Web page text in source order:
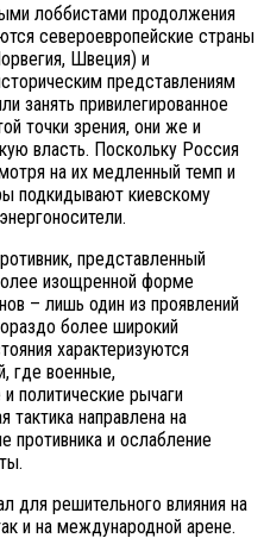
лоббистами продолжения
североевропейские страны
Швеция) и
представлениям
занять привилегированное
точки зрения, они же и
власть. Поскольку Россия
на их медленный темп и
подкидывают киевскому
представленный
изощренной форме
– лишь один из проявлений
более широкий
характеризуются
где военные,
политические рычаги
направлена на
противника и ослабление
для решительного влияния на
и на международной арене.